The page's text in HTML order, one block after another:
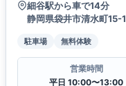
細谷駅から車で14分
静岡県袋井市清水町15-1
駐車場 無料体験
営業時間
平日 10:00〜13:00